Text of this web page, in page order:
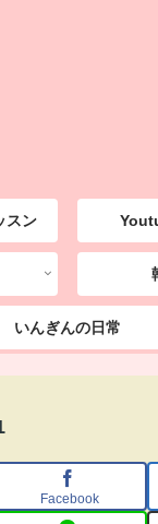
スン
いんぎんの日常
Facebook